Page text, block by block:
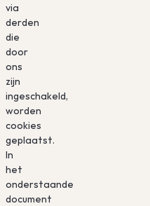
via
derden
die
door
ons
zijn
ingeschakeld,
worden
cookies
geplaatst.
In
het
onderstaande
document